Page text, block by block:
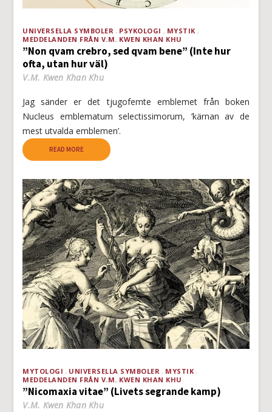
UNIVERSELLA SYMBOLER PSYKOLOGI
MYSTIK
MEDDELANDEN FRÅN V.M. KWEN KHAN KHU
”Non qvam crebro, sed qvam bene” (Inte hur
ofta, utan hur väl)
V.M. Kwen Khan Khu
Jag sänder er det tjugofemte emblemet från boken
Nucleus emblematum selectissimorum, ’kärnan av de
mest utvalda emblemen’.
READ MORE
MYTOLOGI UNIVERSELLA SYMBOLER
MYSTIK
MEDDELANDEN FRÅN V.M. KWEN KHAN KHU
”Nicomaxia vitae” (Livets segrande kamp)
V.M. Kwen Khan Khu